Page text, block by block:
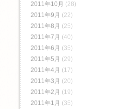
2011年10月 (28)
2011年9月 (22)
2011年8月 (25)
2011年7月 (40)
2011年6月 (35)
2011年5月 (29)
2011年4月 (17)
2011年3月 (20)
2011年2月 (19)
2011年1月 (35)